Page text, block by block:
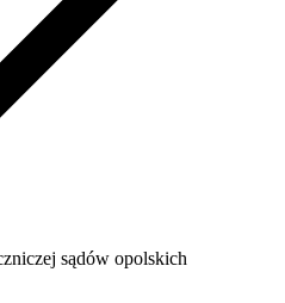
sądów opolskich